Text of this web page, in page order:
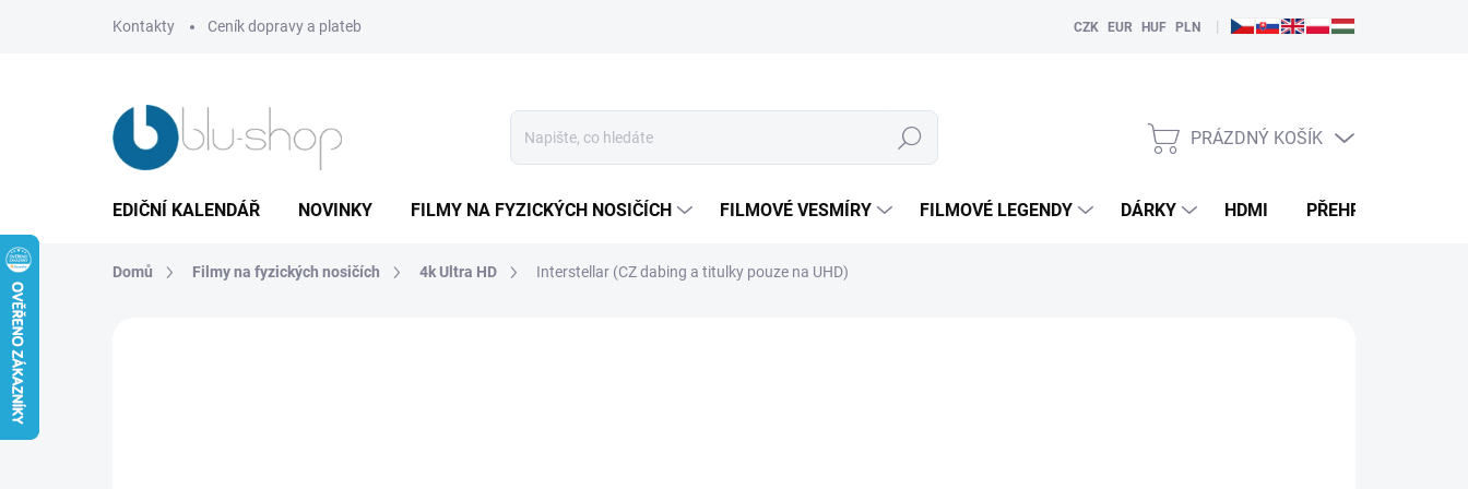
Kontakty Ceník dopravy a plateb CZK EUR HUF PLN |
Hledat
NÁKUPNÍ
PRÁZDNÝ KOŠÍK
EDIČNÍ KALENDÁŘ NOVINKY FILMY NA FYZICKÝCH NOSIČÍCH FILMOVÉ VESMÍRY FILMOVÉ LEGENDY DÁRKY HDMI PŘEHRÁVAČE
Domů Filmy na fyzických nosičích 4k Ultra HD Interstellar (CZ dabing a titulky pouze na UHD)